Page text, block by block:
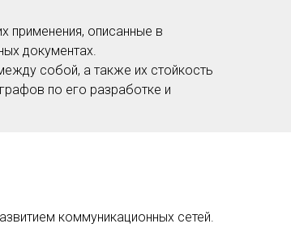
применения, описанные в
документах.
собой, а также их стойкость
по его разработке и
коммуникационных сетей.